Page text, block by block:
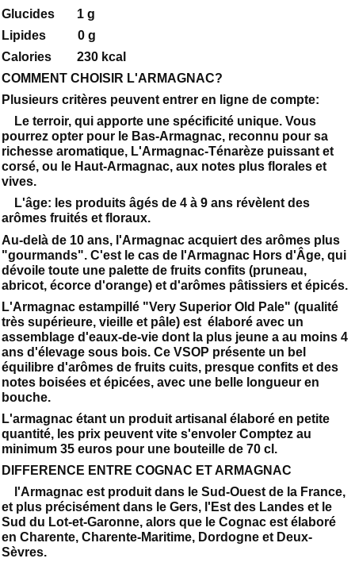
Glucides 1 g
Lipides 0 g
Calories 230 kcal
COMMENT CHOISIR L'ARMAGNAC?
Plusieurs critères peuvent entrer en ligne de compte:
Le terroir, qui apporte une spécificité unique. Vous
pourrez opter pour le Bas-Armagnac, reconnu pour sa
richesse aromatique, L'Armagnac-Ténarèze puissant et
corsé, ou le Haut-Armagnac, aux notes plus florales et
vives.
L'âge: les produits âgés de 4 à 9 ans révèlent des
arômes fruités et floraux.
Au-delà de 10 ans, l'Armagnac acquiert des arômes plus
"gourmands". C'est le cas de l'Armagnac Hors d'Âge, qui
dévoile toute une palette de fruits confits (pruneau,
abricot, écorce d'orange) et d'arômes pâtissiers et épicés.
L'Armagnac estampillé "Very Superior Old Pale" (qualité
très supérieure, vieille et pâle) est élaboré avec un
assemblage d'eaux-de-vie dont la plus jeune a au moins 4
ans d'élevage sous bois. Ce VSOP présente un bel
équilibre d'arômes de fruits cuits, presque confits et des
notes boisées et épicées, avec une belle longueur en
bouche.
L'armagnac étant un produit artisanal élaboré en petite
quantité, les prix peuvent vite s'envoler Comptez au
minimum 35 euros pour une bouteille de 70 cl.
DIFFERENCE ENTRE COGNAC ET ARMAGNAC
l'Armagnac est produit dans le Sud-Ouest de la France,
et plus précisément dans le Gers, l'Est des Landes et le
Sud du Lot-et-Garonne, alors que le Cognac est élaboré
en Charente, Charente-Maritime, Dordogne et Deux-
Sèvres.